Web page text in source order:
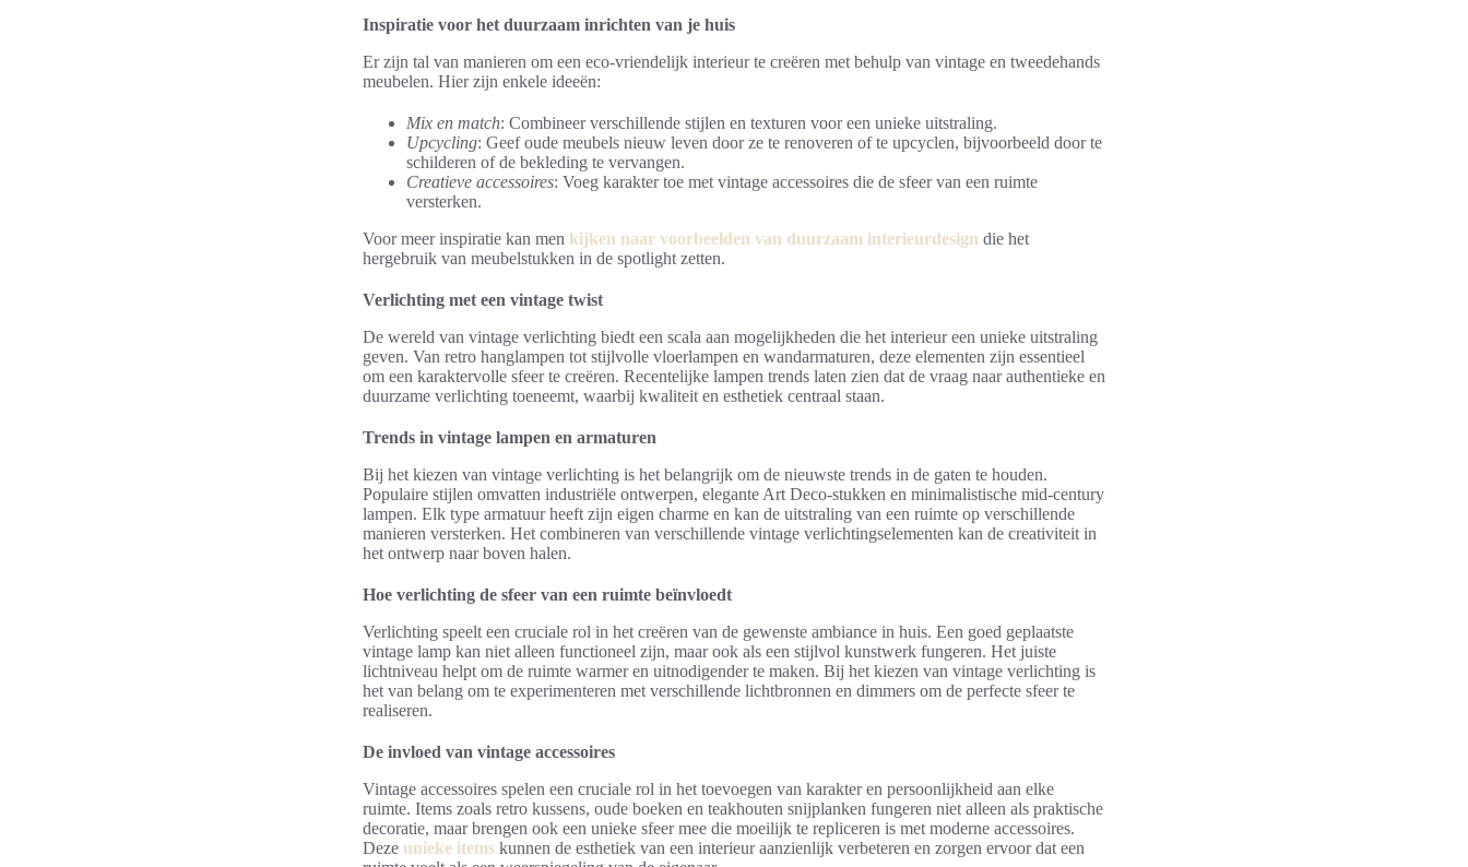
Inspiratie voor het duurzaam inrichten van je huis
Er zijn tal van manieren om een eco-vriendelijk interieur te creëren met behulp van vintage en tweedehands
meubelen. Hier zijn enkele ideeën:
Mix en match: Combineer verschillende stijlen en texturen voor een unieke uitstraling.
Upcycling: Geef oude meubels nieuw leven door ze te renoveren of te upcyclen, bijvoorbeeld door te
schilderen of de bekleding te vervangen.
Creatieve accessoires: Voeg karakter toe met vintage accessoires die de sfeer van een ruimte
versterken.
Voor meer inspiratie kan men kijken naar voorbeelden van duurzaam interieurdesign die het
hergebruik van meubelstukken in de spotlight zetten.
Verlichting met een vintage twist
De wereld van vintage verlichting biedt een scala aan mogelijkheden die het interieur een unieke uitstraling
geven. Van retro hanglampen tot stijlvolle vloerlampen en wandarmaturen, deze elementen zijn essentieel
om een karaktervolle sfeer te creëren. Recentelijke lampen trends laten zien dat de vraag naar authentieke en
duurzame verlichting toeneemt, waarbij kwaliteit en esthetiek centraal staan.
Trends in vintage lampen en armaturen
Bij het kiezen van vintage verlichting is het belangrijk om de nieuwste trends in de gaten te houden.
Populaire stijlen omvatten industriële ontwerpen, elegante Art Deco-stukken en minimalistische mid-century
lampen. Elk type armatuur heeft zijn eigen charme en kan de uitstraling van een ruimte op verschillende
manieren versterken. Het combineren van verschillende vintage verlichtingselementen kan de creativiteit in
het ontwerp naar boven halen.
Hoe verlichting de sfeer van een ruimte beïnvloedt
Verlichting speelt een cruciale rol in het creëren van de gewenste ambiance in huis. Een goed geplaatste
vintage lamp kan niet alleen functioneel zijn, maar ook als een stijlvol kunstwerk fungeren. Het juiste
lichtniveau helpt om de ruimte warmer en uitnodigender te maken. Bij het kiezen van vintage verlichting is
het van belang om te experimenteren met verschillende lichtbronnen en dimmers om de perfecte sfeer te
realiseren.
De invloed van vintage accessoires
Vintage accessoires spelen een cruciale rol in het toevoegen van karakter en persoonlijkheid aan elke
ruimte. Items zoals retro kussens, oude boeken en teakhouten snijplanken fungeren niet alleen als praktische
decoratie, maar brengen ook een unieke sfeer mee die moeilijk te repliceren is met moderne accessoires.
Deze unieke items kunnen de esthetiek van een interieur aanzienlijk verbeteren en zorgen ervoor dat een